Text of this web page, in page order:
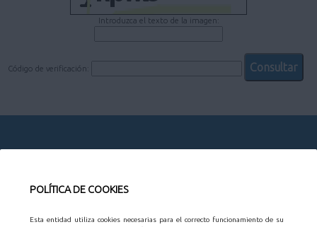
POLÍTICA DE COOKIES
Esta entidad utiliza cookies necesarias para el correcto funcionamiento de su
Introduzca el texto de la imagen:
Código de verificación: